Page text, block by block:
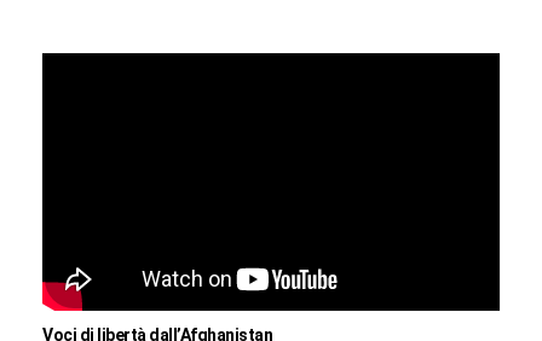
Voci di libertà dall’Afghanistan